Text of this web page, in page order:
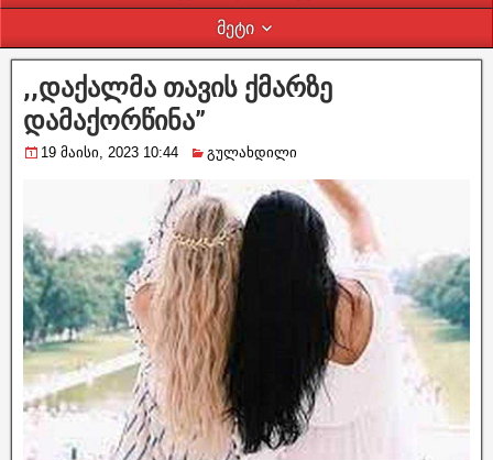
მეტი
,,დაქალმა თავის ქმარზე
დამაქორწინა”
19 მაისი, 2023 10:44 გულახდილი